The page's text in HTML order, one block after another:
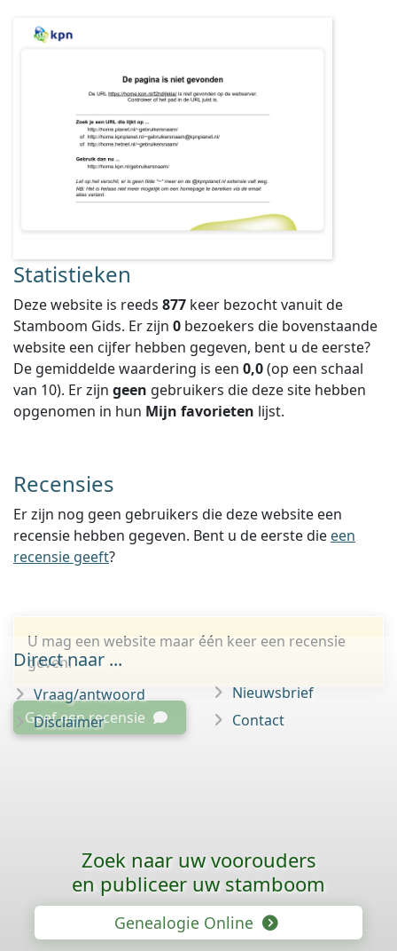
Statistieken
Deze website is reeds 877 keer bezocht vanuit de
Stamboom Gids. Er zijn 0 bezoekers die bovenstaande
website een cijfer hebben gegeven, bent u de eerste?
De gemiddelde waardering is een 0,0(op een schaal
van 10). Er zijn geen gebruikers die deze site hebben
opgenomen in hun Mijn favorieten lijst.
Recensies
Er zijn nog geen gebruikers die deze website een
recensie hebben gegeven. Bent u de eerste die een
recensie geeft?
U mag een website maar één keer een recensie
geven.
Geef een recensie
Direct naar ...
Vraag/antwoord
Disclaimer
Nieuwsbrief
Contact
Zoek naar uw voorouders
en publiceer uw stamboom
Genealogie Online